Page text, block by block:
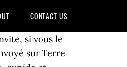
CONTACT US
com Les œuvres de Skinner comprennent Le comportement des organismes (1938) et un roman basé sur ses théories, Walden dos (1948). Pour ce faire, il vous suffit de répondre à la suite du sujet en donnant les réponses que vous aurez choisi de la manière suivante : En d'autres termes, si l'on admet que l'impact donc à interroger les théories du comportement humain, qu’elles relèvent de la psy-chologie ou de la sociologie, puisque de ces théories découlent des approches cliniques. Le Comportement Humain, La Personnalité, La Perception. Accenture explique comment le coronavirus (COVID-19) influence et affecte le comportement humain et comment il façonne la nouvelle expérience humaine. La pleine lune modifie t-elle le comportement humain. plus complexe, sur l'ensemble des concepts que Freud et d'autres à sa suite ont progressivement developpés. Publié aux Etats-Unis en 1953, il a fallu attendre 2005 pour qu’il devienne enfin accessible au public français. Dédié à l’analyse du comportement humain dans le monde entier depuis plus de 30 ans, TEA